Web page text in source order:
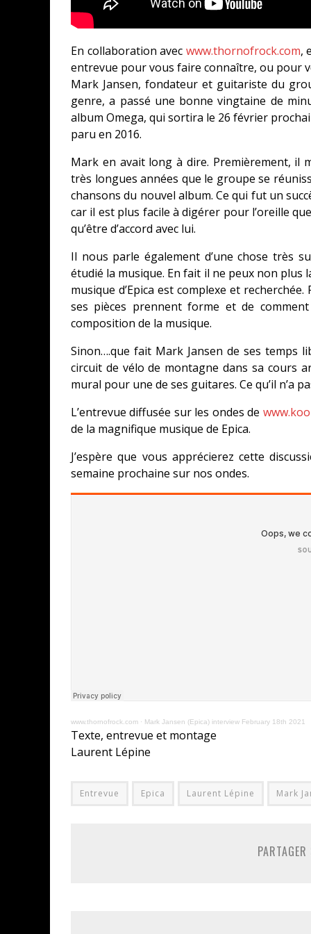
En collaboration avec www.thornofrock.com,
entrevue pour vous faire connaître, ou pour
Mark Jansen, fondateur et guitariste du
genre, a passé une bonne vingtaine de
album Omega, qui sortira le 26 février
paru en 2016.
Mark en avait long à dire. Premièrement, il
très longues années que le groupe se
chansons du nouvel album. Ce qui fut un
car il est plus facile à digérer pour l’oreille
qu’être d’accord avec lui.
Il nous parle également d’une chose très
étudié la musique. En fait il ne peux non plus
musique d’Epica est complexe et
ses pièces prennent forme et de
composition de la musique.
Sinon….que fait Mark Jansen de ses temps
circuit de vélo de montagne dans sa cours
mural pour une de ses guitares. Ce qu’il n’a
L’entrevue diffusée sur les ondes de
de la magnifique musique de Epica.
J’espère que vous apprécierez cette
semaine prochaine sur nos ondes.
www.thornofrock.com · Mark Jansen (Epica) interview February 18th 2021
Texte, entrevue et montage
Laurent Lépine
Entrevue Epica Laurent Lépine Mark